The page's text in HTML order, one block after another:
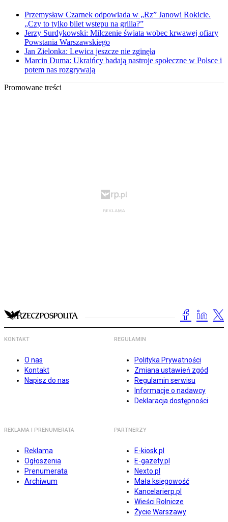
Przemysław Czarnek odpowiada w „Rz” Janowi Rokicie.
„Czy to tylko bilet wstępu na grilla?”
Jerzy Surdykowski: Milczenie świata wobec krwawej ofiary
Powstania Warszawskiego
Jan Zielonka: Lewica jeszcze nie zginęła
Marcin Duma: Ukraińcy badają nastroje społeczne w Polsce i
potem nas rozgrywają
Promowane treści
KONTAKT
O nas
Kontakt
Napisz do nas
REGULAMIN
Polityka Prywatności
Zmiana ustawień zgód
Regulamin serwisu
Informacje o nadawcy
Deklaracja dostępności
REKLAMA I PRENUMERATA
Reklama
Ogłoszenia
Prenumerata
Archiwum
PARTNERZY
E-kiosk.pl
E-gazety.pl
Nexto.pl
Mała księgowość
Kancelarierp.pl
Wieści Rolnicze
Życie Warszawy